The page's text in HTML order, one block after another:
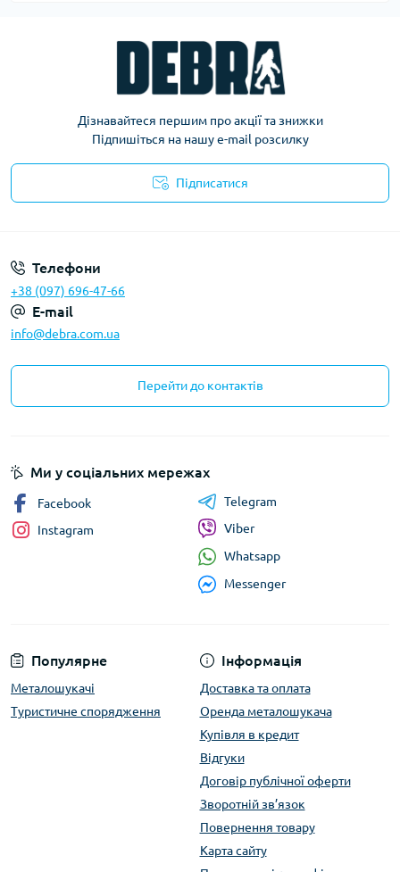
Дізнавайтеся першим про акції та знижки
Підпишіться на нашу e-mail розсилку
Підписатися
Телефони
+38 (097) 696-47-66
E-mail
info@debra.com.ua
Перейти до контактів
Популярне
Металошукачі
Туристичне спорядження
Інформація
Доставка та оплата
Оренда металошукача
Купівля в кредит
Відгуки
Договір публічної оферти
Зворотній зв’язок
Повернення товару
Карта сайту
Ми у соціальних мережах
Facebook
Instagram
Telegram
Viber
Whatsapp
Messenger